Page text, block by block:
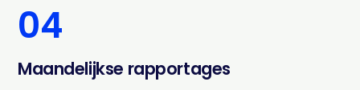
04
Maandelijkse rapportages